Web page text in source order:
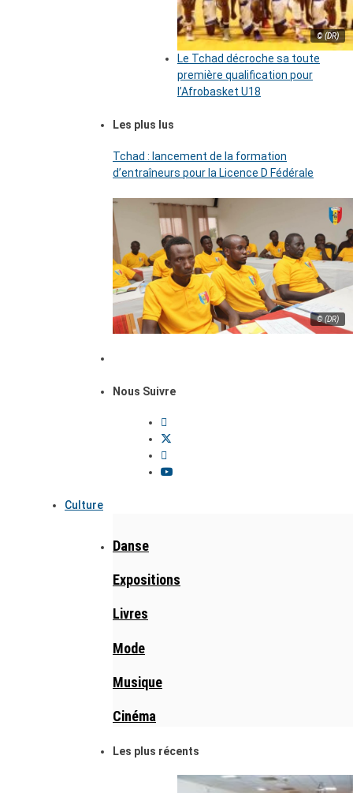
© (DR)
Le Tchad décroche sa toute
première qualification pour
l’Afrobasket U18
Les plus lus
Tchad : lancement de la formation
d’entraîneurs pour la Licence D Fédérale
© (DR)
Nous Suivre
Culture
Danse
Expositions
Livres
Mode
Musique
Cinéma
Les plus récents